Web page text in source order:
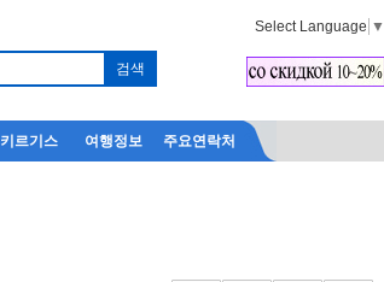
Select Language ▼
키르기스 여행정보 주요연락처